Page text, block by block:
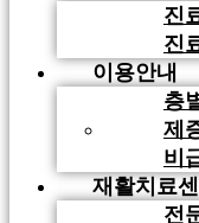
진
진
이용안내
층
제
비
재활치료
전